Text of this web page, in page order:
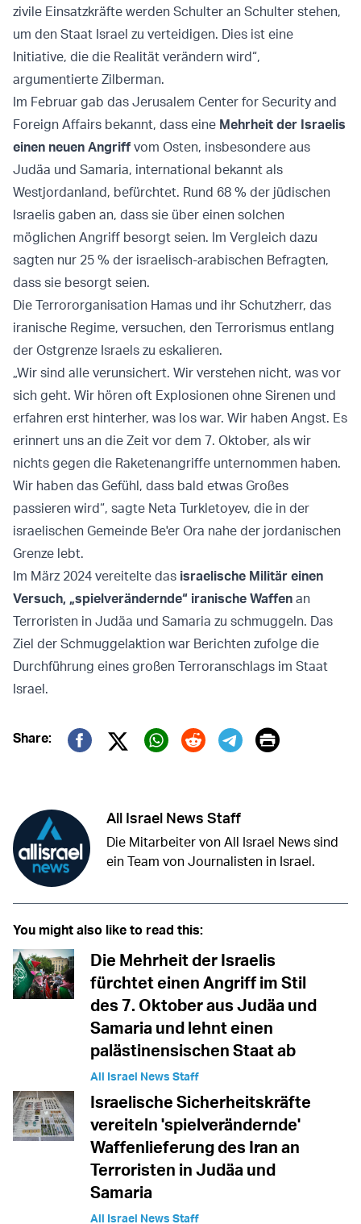
zivile Einsatzkräfte werden Schulter an Schulter stehen,
um den Staat Israel zu verteidigen. Dies ist eine
Initiative, die die Realität verändern wird“,
argumentierte Zilberman.
Im Februar gab das Jerusalem Center for Security and
Foreign Affairs bekannt, dass eine Mehrheit der Israelis
einen neuen Angriffvom Osten, insbesondere aus
Judäa und Samaria, international bekannt als
Westjordanland, befürchtet. Rund 68 % der jüdischen
Israelis gaben an, dass sie über einen solchen
möglichen Angriff besorgt seien. Im Vergleich dazu
sagten nur 25 % der israelisch-arabischen Befragten,
dass sie besorgt seien.
Die Terrororganisation Hamas und ihr Schutzherr, das
iranische Regime, versuchen, den Terrorismus entlang
der Ostgrenze Israels zu eskalieren.
„Wir sind alle verunsichert. Wir verstehen nicht, was vor
sich geht. Wir hören oft Explosionen ohne Sirenen und
erfahren erst hinterher, was los war. Wir haben Angst. Es
erinnert uns an die Zeit vor dem 7. Oktober, als wir
nichts gegen die Raketenangriffe unternommen haben.
Wir haben das Gefühl, dass bald etwas Großes
passieren wird“, sagte Neta Turkletoyev, die in der
israelischen Gemeinde Be'er Ora nahe der jordanischen
Grenze lebt.
Im März 2024 vereitelte das israelische Militär einen
Versuch, „spielverändernde“ iranische Waffen an
Terroristen in Judäa und Samaria zu schmuggeln. Das
Ziel der Schmuggelaktion war Berichten zufolge die
Durchführung eines großen Terroranschlags im Staat
Israel.
Share:
Twitter (X)
Print
All Israel News Staff
Die Mitarbeiter von All Israel News sind
ein Team von Journalisten in Israel.
You might also like to read this:
Die Mehrheit der Israelis
fürchtet einen Angriff im Stil
des 7. Oktober aus Judäa und
Samaria und lehnt einen
palästinensischen Staat ab
All Israel News Staff
Israelische Sicherheitskräfte
vereiteln 'spielverändernde'
Waffenlieferung des Iran an
Terroristen in Judäa und
Samaria
All Israel News Staff